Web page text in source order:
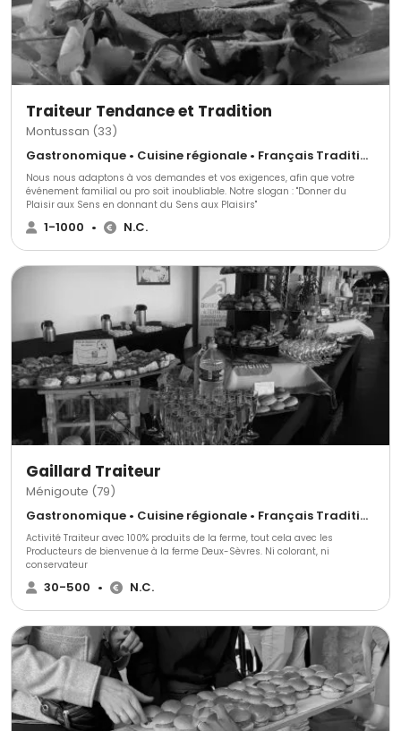
Traiteur Tendance et Tradition
Montussan (33)
Gastronomique • Cuisine régionale • Français Traditionnel
Nous nous adaptons à vos demandes et vos exigences, afin que votre
événement familial ou pro soit inoubliable. Notre slogan : "Donner du
Plaisir aux Sens en donnant du Sens aux Plaisirs"
1-1000 • N.C.
Gaillard Traiteur
Ménigoute (79)
Gastronomique • Cuisine régionale • Français Traditionnel
Activité Traiteur avec 100% produits de la ferme, tout cela avec les
Producteurs de bienvenue à la ferme Deux-Sèvres. Ni colorant, ni
conservateur
30-500 • N.C.